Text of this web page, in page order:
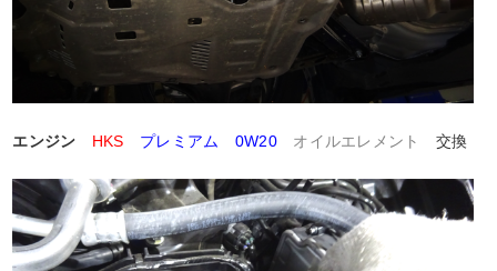
エンジン HKS プレミアム 0W20 オイルエレメント 交換